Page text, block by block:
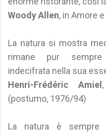
Woody Allen, in Amore
La natura si mostra
rimane pur sempre
indecifrata nella sua
Henri-Frédéric Amiel
(postumo, 1976/94)
La natura è sempre